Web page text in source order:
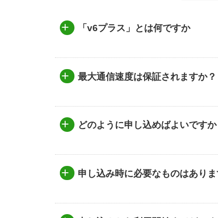
+ 「v6プラス」とは何ですか
+ 最大通信速度は保証されますか？
+ どのように申し込めばよいです
+ 申し込み時に必要なものはあり